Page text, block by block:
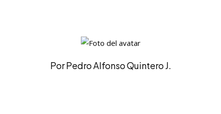
Por Pedro Alfonso Quintero J.